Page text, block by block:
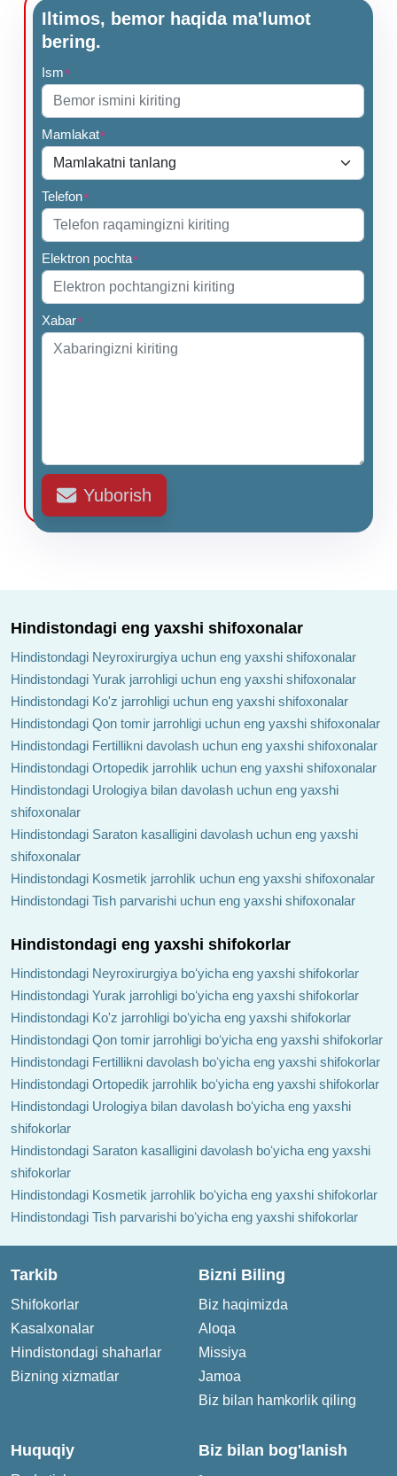
Iltimos, bemor haqida ma'lumot
bering.
Ism*
Mamlakat*
Telefon*
Elektron pochta*
Xabar*
Yuborish
Hindistondagi eng yaxshi shifoxonalar
Hindistondagi Neyroxirurgiya uchun eng yaxshi shifoxonalar
Hindistondagi Yurak jarrohligi uchun eng yaxshi shifoxonalar
Hindistondagi Ko'z jarrohligi uchun eng yaxshi shifoxonalar
Hindistondagi Qon tomir jarrohligi uchun eng yaxshi shifoxonalar
Hindistondagi Fertillikni davolash uchun eng yaxshi shifoxonalar
Hindistondagi Ortopedik jarrohlik uchun eng yaxshi shifoxonalar
Hindistondagi Urologiya bilan davolash uchun eng yaxshi
shifoxonalar
Hindistondagi Saraton kasalligini davolash uchun eng yaxshi
shifoxonalar
Hindistondagi Kosmetik jarrohlik uchun eng yaxshi shifoxonalar
Hindistondagi Tish parvarishi uchun eng yaxshi shifoxonalar
Hindistondagi eng yaxshi shifokorlar
Hindistondagi Neyroxirurgiya boʻyicha eng yaxshi shifokorlar
Hindistondagi Yurak jarrohligi boʻyicha eng yaxshi shifokorlar
Hindistondagi Ko'z jarrohligi boʻyicha eng yaxshi shifokorlar
Hindistondagi Qon tomir jarrohligi boʻyicha eng yaxshi shifokorlar
Hindistondagi Fertillikni davolash boʻyicha eng yaxshi shifokorlar
Hindistondagi Ortopedik jarrohlik boʻyicha eng yaxshi shifokorlar
Hindistondagi Urologiya bilan davolash boʻyicha eng yaxshi
shifokorlar
Hindistondagi Saraton kasalligini davolash boʻyicha eng yaxshi
shifokorlar
Hindistondagi Kosmetik jarrohlik boʻyicha eng yaxshi shifokorlar
Hindistondagi Tish parvarishi boʻyicha eng yaxshi shifokorlar
Tarkib
Shifokorlar
Kasalxonalar
Hindistondagi shaharlar
Bizning xizmatlar
Bizni Biling
Biz haqimizda
Aloqa
Missiya
Jamoa
Biz bilan hamkorlik qiling
Huquqiy Biz bilan bog'lanish